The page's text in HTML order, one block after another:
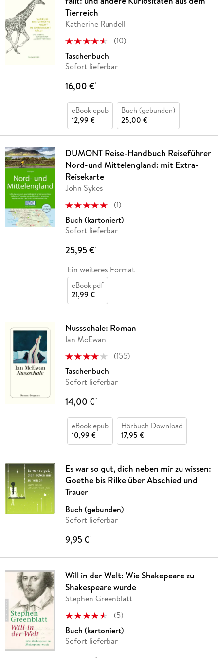
Tierreich
Katherine Rundell
(10)
Taschenbuch
Sofort lieferbar
16,00 €*
eBook epub
12,99 €
Buch (gebunden)
25,00 €
DUMONT Reise-Handbuch Reiseführer
Nord-und Mittelengland: mit Extra-
Reisekarte
John Sykes
(1)
Buch (kartoniert)
Sofort lieferbar
25,95 €*
Ein weiteres Format
eBook pdf
21,99 €
Nussschale: Roman
Ian McEwan
(155)
Taschenbuch
Sofort lieferbar
14,00 €*
eBook epub
10,99 €
Hörbuch Download
17,95 €
Es war so gut, dich neben mir zu wissen:
Goethe bis Rilke über Abschied und
Trauer
Buch (gebunden)
Sofort lieferbar
9,95 €*
Will in der Welt: Wie Shakepeare zu
Shakespeare wurde
Stephen Greenblatt
(5)
Buch (kartoniert)
Sofort lieferbar